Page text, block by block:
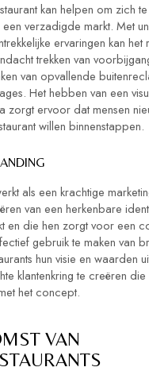
kan helpen om zich te
verzadigde markt. Met
ervaringen kan het
trekken van
van opvallende
Het hebben van een
zorgt ervoor dat mensen
willen binnenstappen.
als een krachtige
van een herkenbare
en die hen zorgt voor een
gebruik te maken van
hun visie en waarden
klantenkring te creëren die
het concept.
VAN